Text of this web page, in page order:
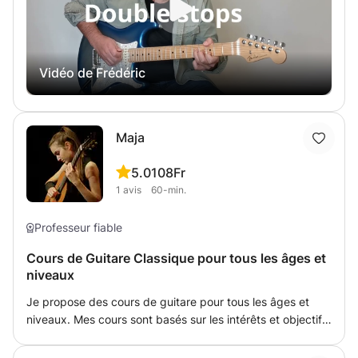
personnalisée pour un apprentissage efficace et
progressif. Débutants, intermédiaires et avancés
bienvenu!
Vidéo de Frédéric
Maja
5.0
1 avis
108Fr
60-min.
Professeur fiable
Cours de Guitare Classique pour tous les âges et
niveaux
Je propose des cours de guitare pour tous les âges et
niveaux. Mes cours sont basés sur les intérêts et objectifs